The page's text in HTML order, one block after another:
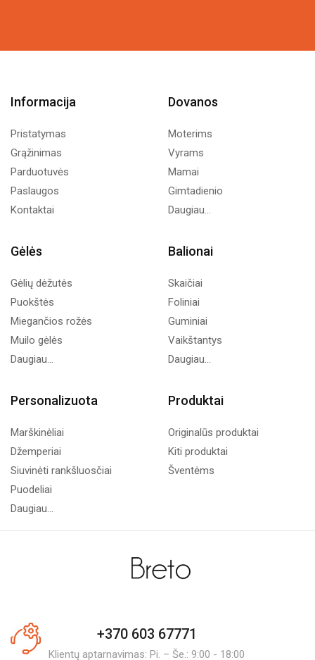
Informacija
Pristatymas
Grąžinimas
Parduotuvės
Paslaugos
Kontaktai
Dovanos
Moterims
Vyrams
Mamai
Gimtadienio
Daugiau...
Gėlės
Gėlių dėžutės
Puokštės
Miegančios rožės
Muilo gėlės
Daugiau...
Balionai
Skaičiai
Foliniai
Guminiai
Vaikštantys
Daugiau...
Personalizuota
Marškinėliai
Džemperiai
Siuvinėti rankšluosčiai
Puodeliai
Daugiau...
Produktai
Originalūs produktai
Kiti produktai
Šventėms
+370 603 67771
Klientų aptarnavimas: Pi. – Še.: 9:00 - 18:00